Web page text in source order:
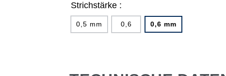
Strichstärke :
0,5 mm 0,6 0,6 mm